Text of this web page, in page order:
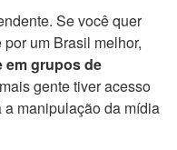
Se você quer
um Brasil melhor,
em grupos de
gente tiver acesso
a manipulação da mídia